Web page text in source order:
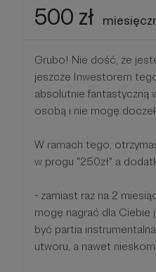
500 zł
Grubo! Nie dość, że
jeszcze Inwestorem
absolutnie fantastyczną
osobą i nie mogę
W ramach tego,
w progu "250zł" a
- zamiast raz na 2
mogę nagrać dla Ciebie
być partia
utworu, a nawet